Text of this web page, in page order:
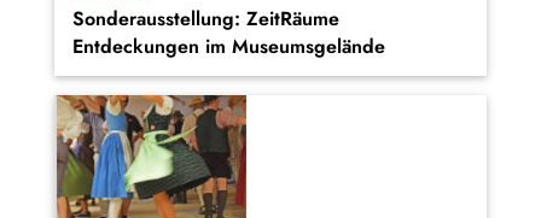
Sonderausstellung: ZeitRäume
Entdeckungen im Museumsgelände